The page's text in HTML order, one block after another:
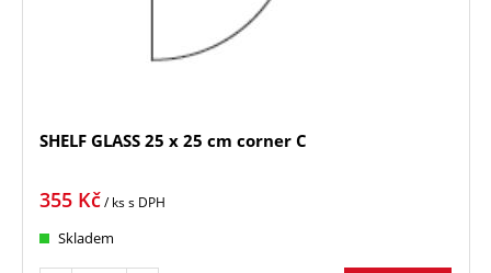
SHELF GLASS 25 x 25 cm corner C
355 Kč/ kss DPH
Skladem